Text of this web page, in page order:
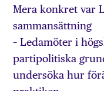
Mera konkret var
sammansättning
– Ledamöter i
partipolitiska
undersöka hur